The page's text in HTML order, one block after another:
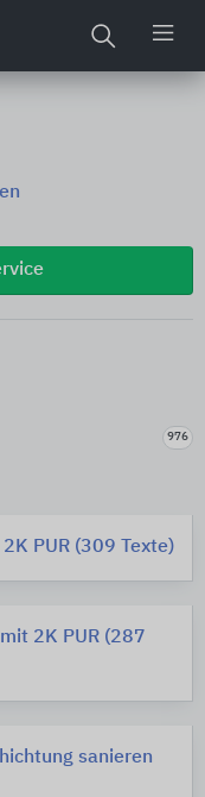
976
PUR (309 Texte)
2K PUR (287
sanieren